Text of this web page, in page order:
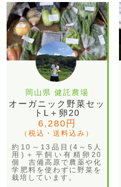
岡山県 健託農場
オーガニック野菜セッ
トL＋卵20
6,280円
（税込・送料込み）
約10～13品目(4～5人
用)＋平飼い有精卵20
個 吉備高原で農薬や化
学肥料を使わずに野菜を
栽培しています。